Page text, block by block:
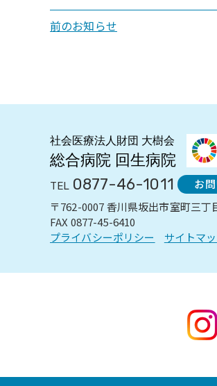
前のお知らせ
TEL 0877-46-1011
お
〒762-0007 香川県坂出市室町三丁
FAX 0877-45-6410
プライバシーポリシー
サイトマ